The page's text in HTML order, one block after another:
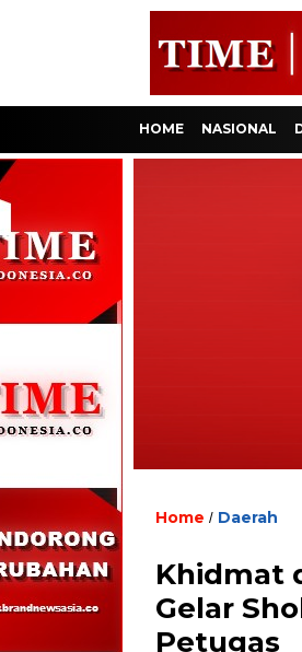
HOME NASIONAL
Home / Daerah
Khidmat
Gelar
Petugas